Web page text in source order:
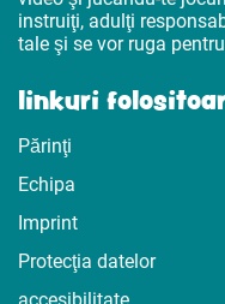
instruiţi, adulţi
tale şi se vor ruga
linkuri
Părinţi
Echipa
Imprint
Protecţia datelor